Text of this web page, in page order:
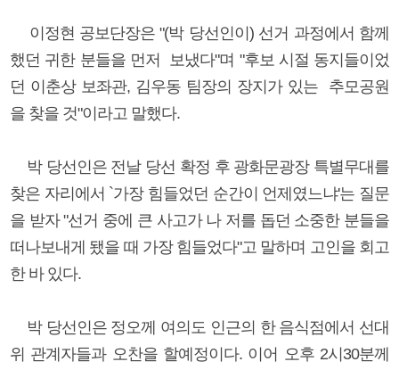
이정현 공보단장은 "(박 당선인이) 선거 과정에서 함께
했던 귀한 분들을 먼저 보냈다"며 "후보 시절 동지들이었
던 이춘상 보좌관, 김우동 팀장의 장지가 있는 추모공원
을 찾을 것"이라고 말했다.
박 당선인은 전날 당선 확정 후 광화문광장 특별무대를
찾은 자리에서 `가장 힘들었던 순간이 언제였느냐'는 질문
을 받자 "선거 중에 큰 사고가 나 저를 돕던 소중한 분들을
떠나보내게 됐을 때 가장 힘들었다"고 말하며 고인을 회고
한 바 있다.
박 당선인은 정오께 여의도 인근의 한 음식점에서 선대
위 관계자들과 오찬을 할예정이다. 이어 오후 2시30분께